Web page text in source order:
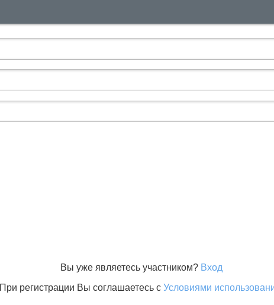
Вы уже являетесь участником? Вход
При регистрации Вы соглашаетесь с Условиями